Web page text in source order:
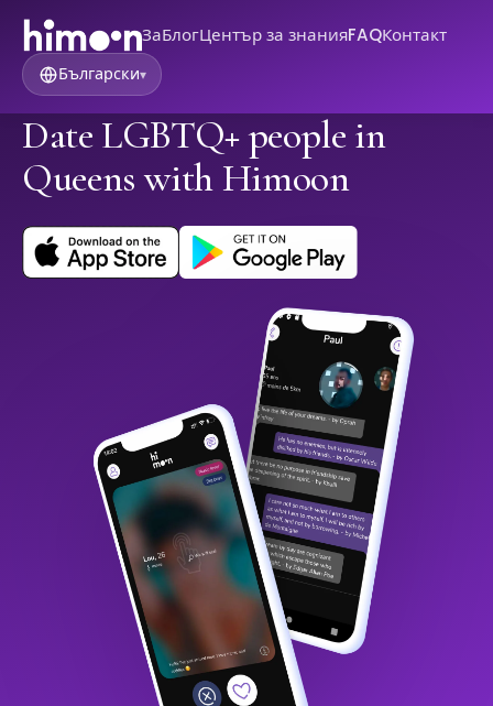
ЗаБлогЦентър за знанияFAQКонтакт
Български▾
Date LGBTQ+ people in
Queens with Himoon